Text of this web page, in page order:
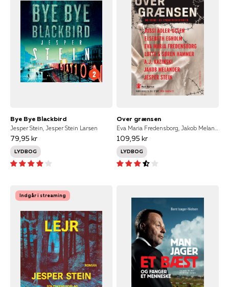
Bye Bye Blackbird
Jesper Stein, Jesper Stein Larsen
79,95 kr
LYDBOG
Over grænsen
Eva Maria Fredensborg, Jakob Melander, Jesper Stein, A.J. Kazinski, Elsebeth Egholm, Lotte og Søren Hammer, Jussi Adler-Olsen
109,95 kr
LYDBOG
Indgår i streaming